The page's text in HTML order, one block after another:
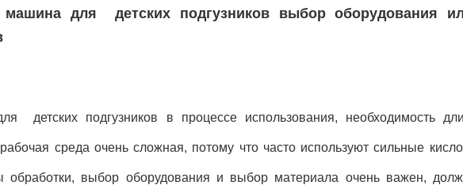
машина для детских подгузников выбор оборудования
детских подгузников в процессе использования, необходимость
среда очень сложная, потому что часто используют сильные
обработки, выбор оборудования и выбор материала очень важен,